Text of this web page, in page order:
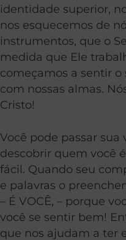
identidade superior,
nos esquecemos de
instrumentos, que o
medida que Ele
começamos a sentir o
com nossas almas.
Cristo!
Você pode passar
descobrir quem você
fácil. Quando seu
e palavras o
– É VOCÊ, – porque
você se sentir bem!
que nos ajudam a ter